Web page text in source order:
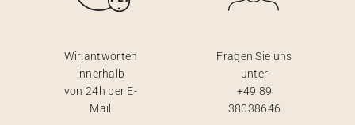
Wir antworten
innerhalb
von 24h per E-
Mail
Fragen Sie uns
unter
+49 89
38038646